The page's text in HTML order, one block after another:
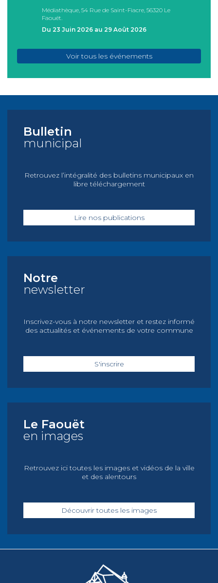
Médiathèque, 54 Rue de Saint-Fiacre, 56320 Le
Faouët.
Du 23 Juin 2026 au 29 Août 2026
Voir tous les événements
Bulletin
municipal
Retrouvez l’intégralité des bulletins municipaux en
libre téléchargement
Lire nos publications
Notre
newsletter
Inscrivez-vous à notre newsletter et restez informé
des actualités et événements de votre commune
S'inscrire
Le Faouët
en images
Retrouvez ici toutes les images et vidéos de la ville
et des alentours
Découvrir toutes les images